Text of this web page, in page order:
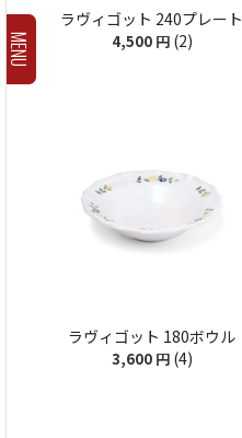
MENU
ラヴィゴット 240プレート
4,500 円 (2)
ラヴィゴット 180ボウル
3,600 円 (4)